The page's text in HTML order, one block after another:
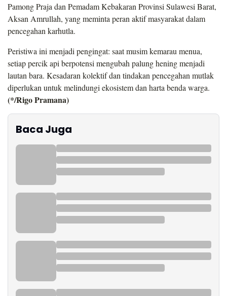
Pamong Praja dan Pemadam Kebakaran Provinsi Sulawesi Barat,
Aksan Amrullah, yang meminta peran aktif masyarakat dalam
pencegahan karhutla.
Peristiwa ini menjadi pengingat: saat musim kemarau menua,
setiap percik api berpotensi mengubah palung hening menjadi
lautan bara. Kesadaran kolektif dan tindakan pencegahan mutlak
diperlukan untuk melindungi ekosistem dan harta benda warga.
(*/Rigo Pramana)
Baca Juga